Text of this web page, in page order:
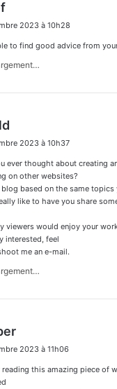
t
2023 à 10h28
to find good advice from
t
:
2023 à 10h37
ever thought about creating
on other websites?
blog based on the same topics
like to have you share
viewers would enjoy your
interested, feel
me an e-mail.
t2023 à 11h06
reading this amazing piece of